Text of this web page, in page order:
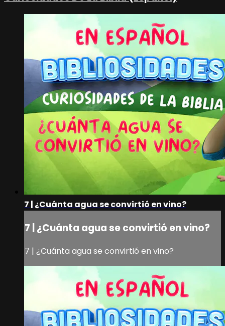
7 | ¿Cuánta agua se convirtió en vino?
7 | ¿Cuánta agua se convirtió en vino?
7 | ¿Cuánta agua se convirtió en vino?